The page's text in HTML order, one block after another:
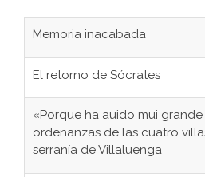
Memoria inacabada
El retorno de Sócrates
«Porque ha auido mui
ordenanzas de las cuatro
serranía de Villaluenga